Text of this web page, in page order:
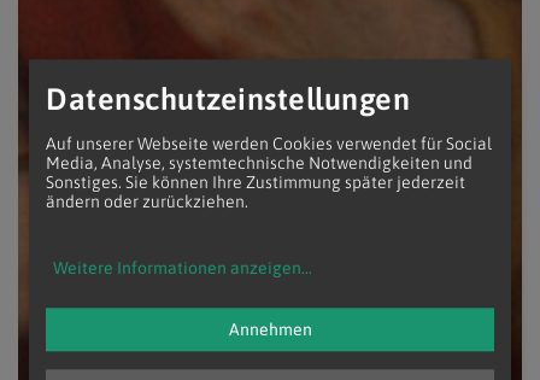
Datenschutzeinstellungen
Auf unserer Webseite werden Cookies verwendet für Social
Media, Analyse, systemtechnische Notwendigkeiten und
Sonstiges. Sie können Ihre Zustimmung später jederzeit
ändern oder zurückziehen.
Weitere Informationen anzeigen...
Annehmen